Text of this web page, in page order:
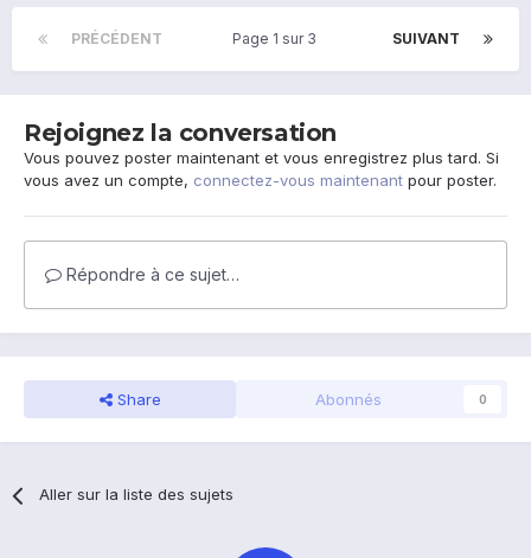
PRÉCÉDENT SUIVANT
Page 1 sur 3
Rejoignez la conversation
Vous pouvez poster maintenant et vous enregistrez plus tard. Si
vous avez un compte, connectez-vous maintenant pour poster.
Répondre à ce sujet…
Share Abonnés 0
Aller sur la liste des sujets